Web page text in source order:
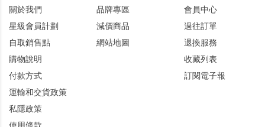
關於我們
星級會員計劃
自取銷售點
購物說明
付款方式
運輸和交貨政策
私隱政策
品牌專區
減價商品
網站地圖
會員中心
過往訂單
退換服務
收藏列表
訂閱電子報